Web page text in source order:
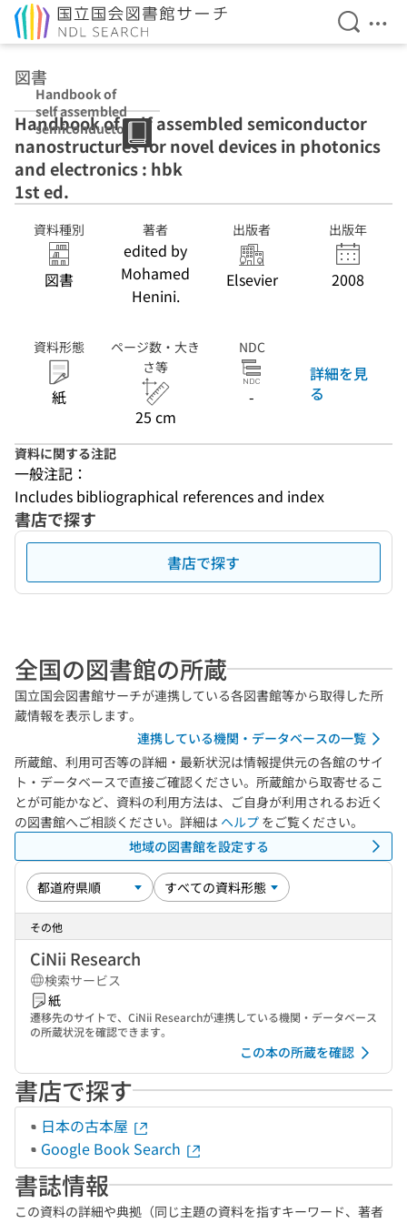
検索を
メ
図書
Handbook of
self assembled
semiconductor
nanostructures
for novel
devices in
photonics and
1st ed.
Handbook of self assembled semiconductor
nanostructures for novel devices in photonics
and electronics : hbk
1st ed.
資料種別
図書
著者
edited by
Mohamed
Henini.
出版者
Elsevier
出版年
2008
資料形態
紙
ページ数・大き
さ等
25 cm
NDC
-
詳細を見
る
資料に関する注記
一般注記：
Includes bibliographical references and index
書店で探す
書店で探す
全国の図書館の所蔵
国立国会図書館サーチが連携している各図書館等から取得した所
蔵情報を表示します。
連携している機関・データベースの一覧
所蔵館、利用可否等の詳細・最新状況は情報提供元の各館のサイ
ト・データベースで直接ご確認ください。所蔵館から取寄せるこ
とが可能かなど、資料の利用方法は、ご自身が利用されるお近く
の図書館へご相談ください。詳細は ヘルプ をご覧ください。
地域の図書館を設定する
その他
CiNii Research
検索サービス
紙
遷移先のサイトで、CiNii Researchが連携している機関・データベース
の所蔵状況を確認できます。
この本の所蔵を確認
書店で探す
日本の古本屋
Google Book Search
書誌情報
この資料の詳細や典拠（同じ主題の資料を指すキーワード、著者